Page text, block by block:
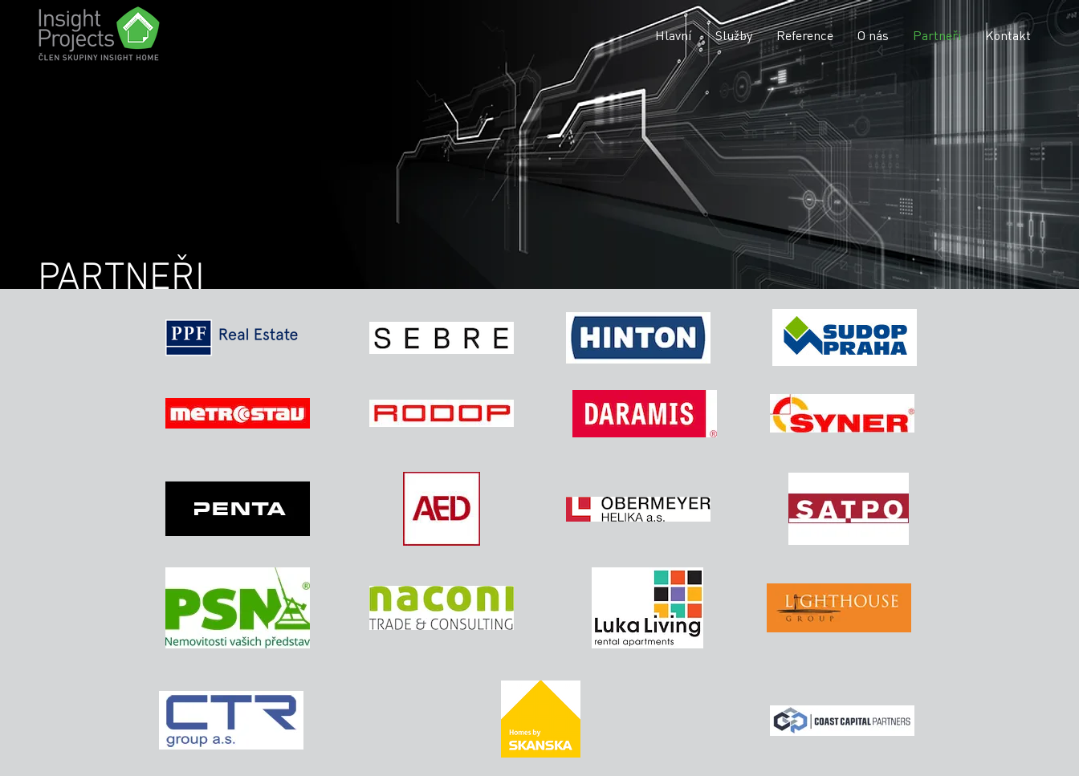
Hlavní Služby Reference O nás Partneři Kontakt
PARTNEŘI